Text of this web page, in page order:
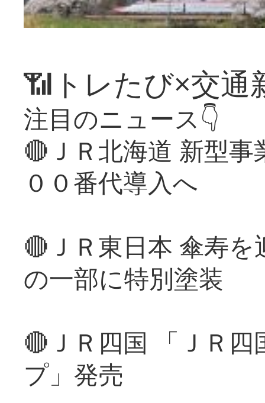
📶トレたび×交通
注目のニュース👇
🔴ＪＲ北海道 新型
００番代導入へ
🔴ＪＲ東日本 傘寿
の一部に特別塗装
🔴ＪＲ四国 「ＪＲ
プ」発売